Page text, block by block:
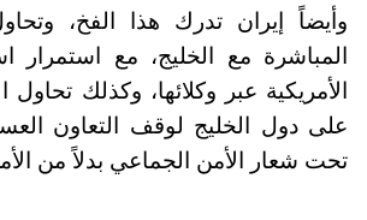
وأيضاً إيران تدرك هذا الفخ،
المباشرة مع الخليج، مع استمرار
الأمريكية عبر وكلائها، وكذلك تحاول
على دول الخليج لوقف التعاون
تحت شعار الأمن الجماعي بدلاً من